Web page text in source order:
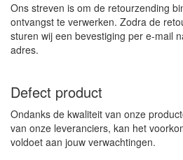
Ons streven is om de retourzending
ontvangst te verwerken. Zodra de
sturen wij een bevestiging per e-mail
adres.
Defect product
Ondanks de kwaliteit van onze
van onze leveranciers, kan het
voldoet aan jouw verwachtingen.